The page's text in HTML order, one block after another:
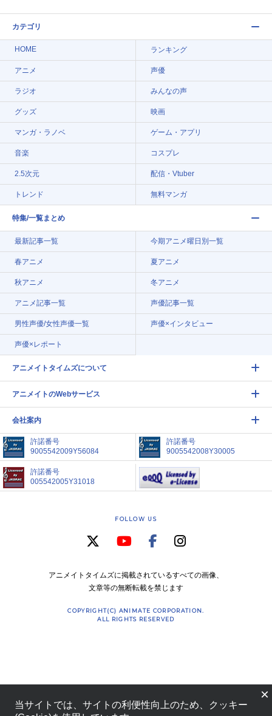
カテゴリ
HOME ランキング
アニメ 声優
ラジオ みんなの声
グッズ 映画
マンガ・ラノベ ゲーム・アプリ
音楽 コスプレ
2.5次元 配信・Vtuber
トレンド 無料マンガ
特集/一覧まとめ
最新記事一覧 今期アニメ曜日別一覧
春アニメ 夏アニメ
秋アニメ 冬アニメ
アニメ記事一覧 声優記事一覧
男性声優/女性声優一覧 声優×インタビュー
声優×レポート
アニメイトタイムズについて
アニメイトのWebサービス
会社案内
許諾番号
9005542009Y56084
許諾番号
9005542008Y30005
許諾番号
005542005Y31018
FOLLOW US
アニメイトタイムズに掲載されているすべての画像、
文章等の無断転載を禁じます
COPYRIGHT(C) ANIMATE CORPORATION.
ALL RIGHTS RESERVED
×
当サイトでは、サイトの利便性向上のため、クッキー